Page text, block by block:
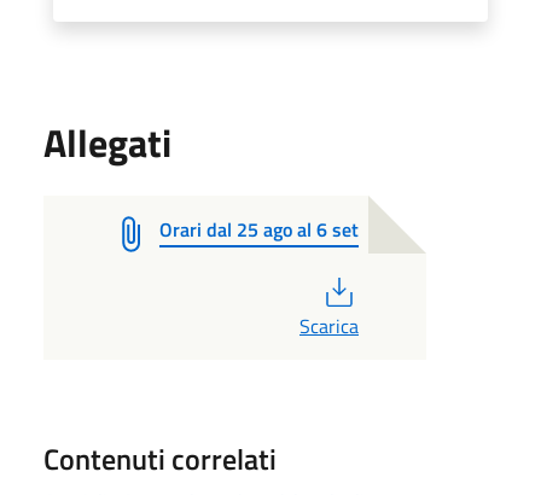
Allegati
Orari dal 25 ago al 6 set
Scarica
Contenuti correlati